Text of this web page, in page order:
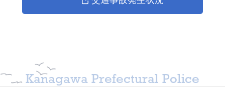
Kanagawa Prefectural Police